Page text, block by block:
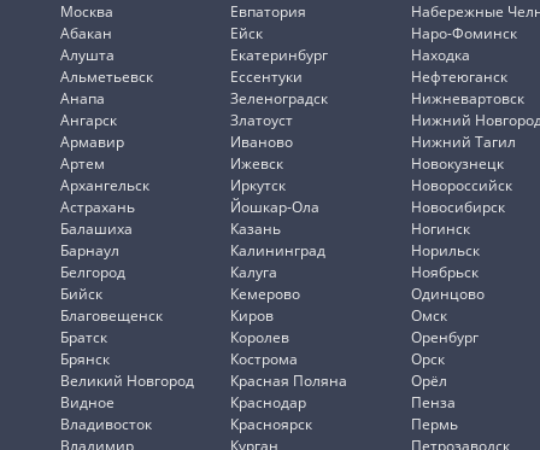
Москва
Абакан
Алушта
Альметьевск
Анапа
Ангарск
Армавир
Артем
Архангельск
Астрахань
Балашиха
Барнаул
Белгород
Бийск
Благовещенск
Братск
Брянск
Великий Новгород
Видное
Владивосток
Владимир
Евпатория
Ейск
Екатеринбург
Ессентуки
Зеленоградск
Златоуст
Иваново
Ижевск
Иркутск
Йошкар-Ола
Казань
Калининград
Калуга
Кемерово
Киров
Королев
Кострома
Красная Поляна
Краснодар
Красноярск
Курган
Набережные
Наро-Фоминск
Находка
Нефтеюганск
Нижневартовск
Нижний
Нижний Тагил
Новокузнецк
Новороссийск
Новосибирск
Ногинск
Норильск
Ноябрьск
Одинцово
Омск
Оренбург
Орск
Орёл
Пенза
Пермь
Петрозаводск